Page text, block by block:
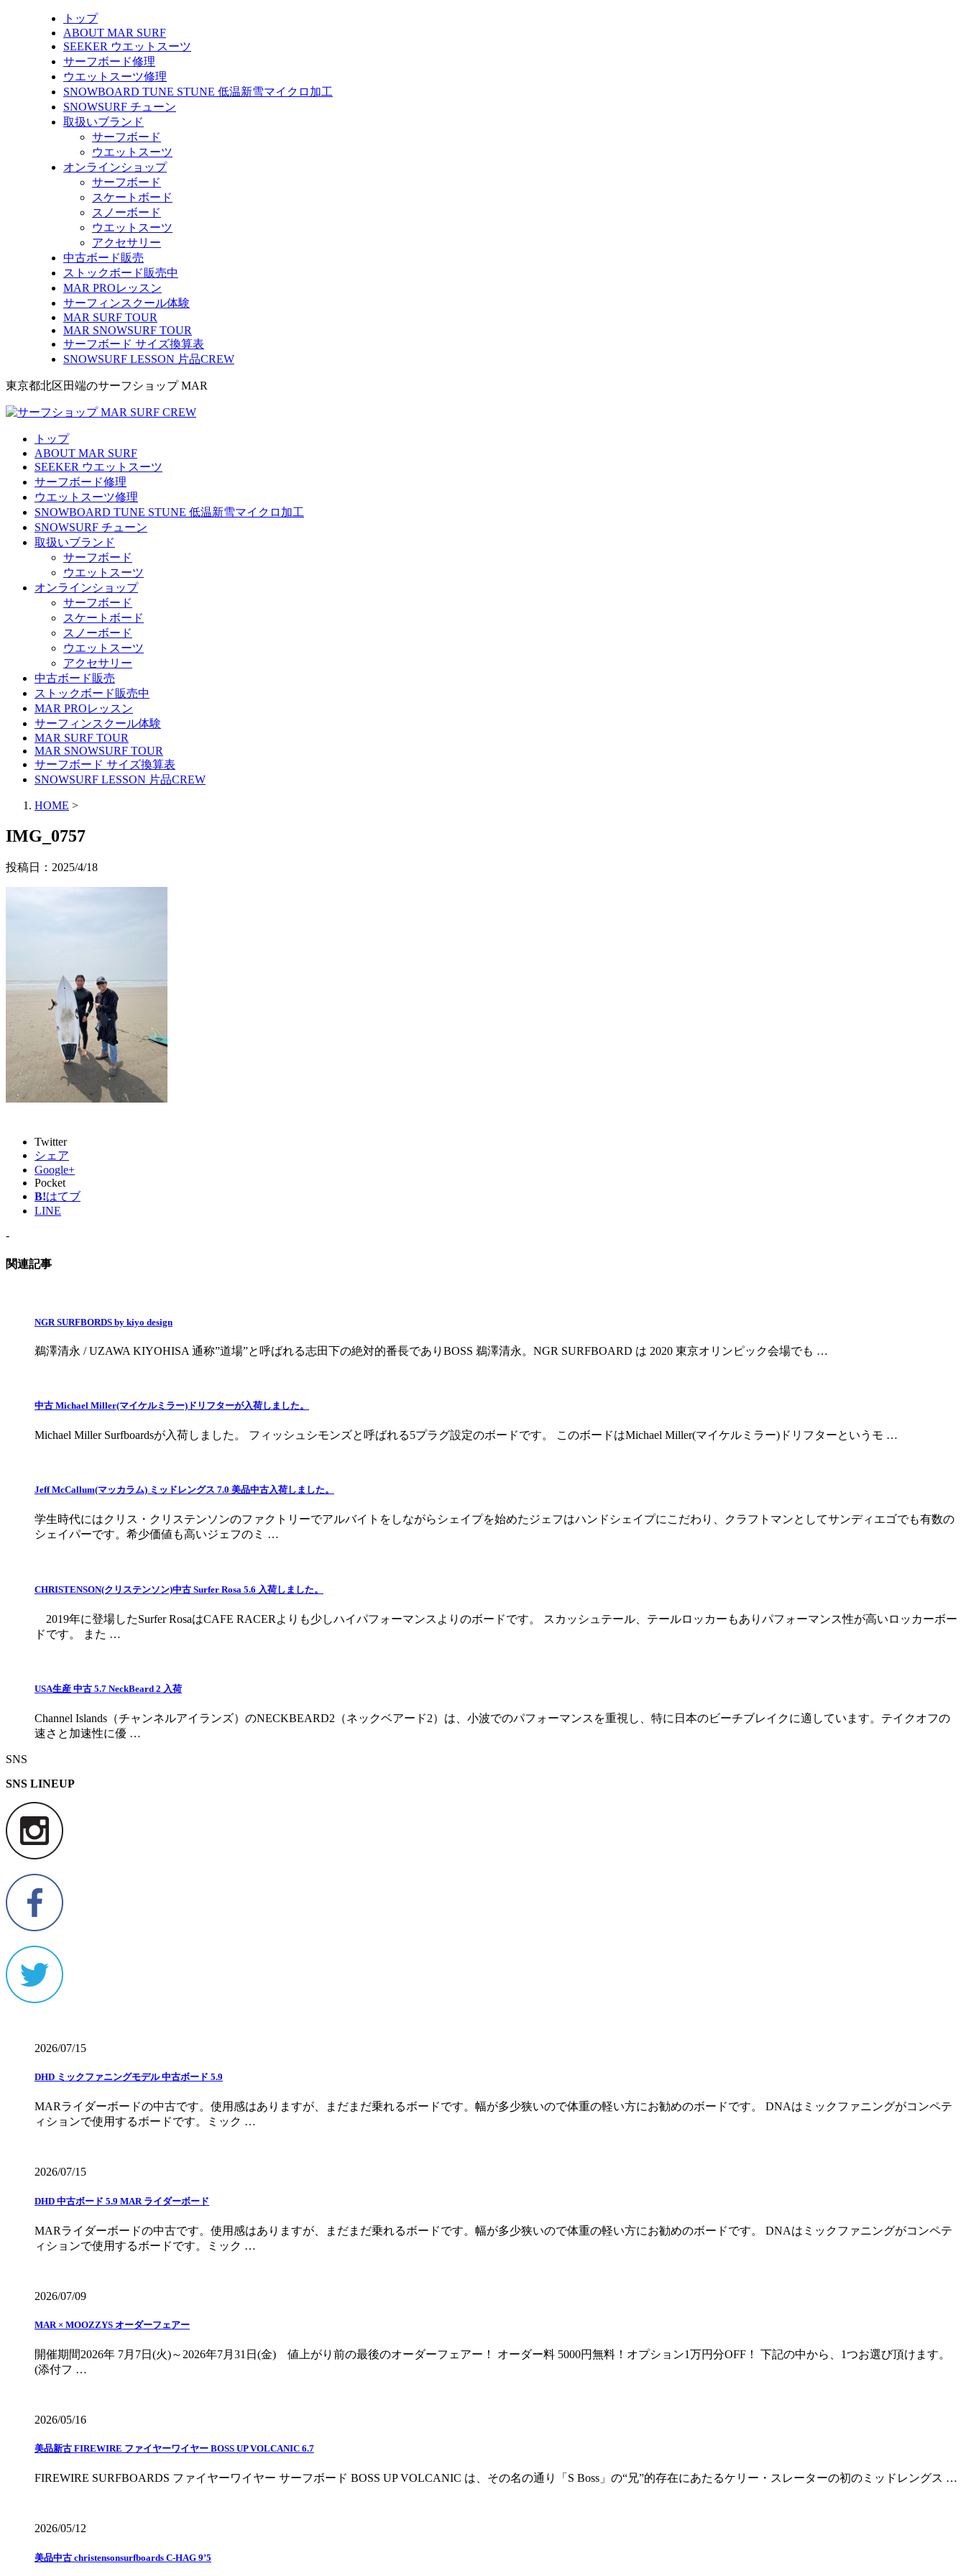
トップ
ABOUT MAR SURF
SEEKER ウエットスーツ
サーフボード修理
ウエットスーツ修理
SNOWBOARD TUNE STUNE 低温新雪マイクロ加工
SNOWSURF チューン
取扱いブランド
サーフボード
ウエットスーツ
オンラインショップ
サーフボード
スケートボード
スノーボード
ウエットスーツ
アクセサリー
中古ボード販売
ストックボード販売中
MAR PROレッスン
サーフィンスクール体験
MAR SURF TOUR
MAR SNOWSURF TOUR
サーフボード サイズ換算表
SNOWSURF LESSON 片品CREW
東京都北区田端のサーフショップ MAR
トップ
ABOUT MAR SURF
SEEKER ウエットスーツ
サーフボード修理
ウエットスーツ修理
SNOWBOARD TUNE STUNE 低温新雪マイクロ加工
SNOWSURF チューン
取扱いブランド
サーフボード
ウエットスーツ
オンラインショップ
サーフボード
スケートボード
スノーボード
ウエットスーツ
アクセサリー
中古ボード販売
ストックボード販売中
MAR PROレッスン
サーフィンスクール体験
MAR SURF TOUR
MAR SNOWSURF TOUR
サーフボード サイズ換算表
SNOWSURF LESSON 片品CREW
HOME >
IMG_0757
投稿日： 2025/4/18
Twitter
シェア
Google+
Pocket
B!はてブ
LINE
-
関連記事
NGR SURFBORDS by kiyo design
鵜澤清永 / UZAWA KIYOHISA 通称”道場”と呼ばれる志田下の絶対的番長でありBOSS 鵜澤清永。NGR SURFBOARD は 2020 東京オリンピック会場でも …
中古 Michael Miller(マイケルミラー)ドリフターが入荷しました。
Michael Miller Surfboardsが入荷しました。 フィッシュシモンズと呼ばれる5プラグ設定のボードです。 このボードはMichael Miller(マイケルミラー)ドリフターというモ …
Jeff McCallum(マッカラム) ミッドレングス 7.0 美品中古入荷しました。
学生時代にはクリス・クリステンソンのファクトリーでアルバイトをしながらシェイプを始めたジェフはハンドシェイプにこだわり、クラフトマンとしてサンディエゴでも有数の
シェイパーです。希少価値も高いジェフのミ …
CHRISTENSON(クリステンソン)中古 Surfer Rosa 5.6 入荷しました。
2019年に登場したSurfer RosaはCAFE RACERよりも少しハイパフォーマンスよりのボードです。 スカッシュテール、テールロッカーもありパフォーマンス性が高いロッカーボー
ドです。 また …
USA生産 中古 5.7 NeckBeard 2 入荷
Channel Islands（チャンネルアイランズ）のNECKBEARD2（ネックベアード2）は、小波でのパフォーマンスを重視し、特に日本のビーチブレイクに適しています。テイクオフの
速さと加速性に優 …
SNS
SNS LINEUP
2026/07/15
DHD ミックファニングモデル 中古ボード 5.9
MARライダーボードの中古です。使用感はありますが、まだまだ乗れるボードです。幅が多少狭いので体重の軽い方にお勧めのボードです。 DNAはミックファニングがコンペテ
ィションで使用するボードです。ミック …
2026/07/15
DHD 中古ボード 5.9 MAR ライダーボード
MARライダーボードの中古です。使用感はありますが、まだまだ乗れるボードです。幅が多少狭いので体重の軽い方にお勧めのボードです。 DNAはミックファニングがコンペテ
ィションで使用するボードです。ミック …
2026/07/09
MAR × MOOZZYS オーダーフェアー
開催期間2026年 7月7日(火)～2026年7月31日(金) 値上がり前の最後のオーダーフェアー！ オーダー料 5000円無料！オプション1万円分OFF！ 下記の中から、1つお選び頂けます。
(添付フ …
2026/05/16
美品新古 FIREWIRE ファイヤーワイヤー BOSS UP VOLCANIC 6.7
FIREWIRE SURFBOARDS ファイヤーワイヤー サーフボード BOSS UP VOLCANIC は、その名の通り「S Boss」の“兄”的存在にあたるケリー・スレーターの初のミッドレングス …
2026/05/12
美品中古 christensonsurfboards C-HAG 9’5